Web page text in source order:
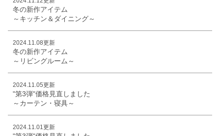
冬の新作アイテム
～キッチン＆ダイニング～
2024.11.08更新
冬の新作アイテム
～リビングルーム～
2024.11.05更新
"第3弾"価格見直しました
～カーテン・寝具～
2024.11.01更新